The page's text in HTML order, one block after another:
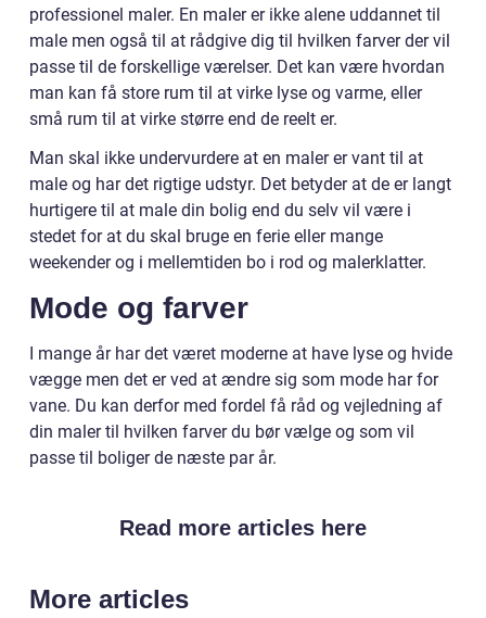
professionel maler. En maler er ikke alene uddannet til
male men også til at rådgive dig til hvilken farver der vil
passe til de forskellige værelser. Det kan være hvordan
man kan få store rum til at virke lyse og varme, eller
små rum til at virke større end de reelt er.
Man skal ikke undervurdere at en maler er vant til at
male og har det rigtige udstyr. Det betyder at de er langt
hurtigere til at male din bolig end du selv vil være i
stedet for at du skal bruge en ferie eller mange
weekender og i mellemtiden bo i rod og malerklatter.
Mode og farver
I mange år har det været moderne at have lyse og hvide
vægge men det er ved at ændre sig som mode har for
vane. Du kan derfor med fordel få råd og vejledning af
din maler til hvilken farver du bør vælge og som vil
passe til boliger de næste par år.
Read more articles here
More articles